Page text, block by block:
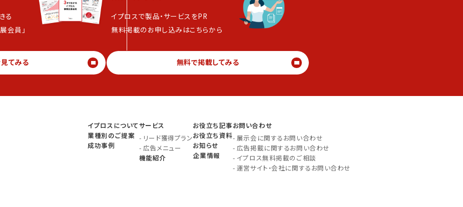
る
会員」
てみる
イプロスで製品・サービスをPR
無料掲載のお申し込みはこちらから
無料で掲載してみる
イプロスについて
業種別のご提案
成功事例
サービス
- リード獲得プラン
- 広告メニュー
機能紹介
お役立ち記事
お役立ち資料
お知らせ
企業情報
お問い合わせ
- 展示会に関するお問い合わせ
- 広告掲載に関するお問い合わせ
- イプロス無料掲載のご相談
- 運営サイト・会社に関するお問い合わせ